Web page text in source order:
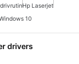
Hp Laserjet
10
drivers